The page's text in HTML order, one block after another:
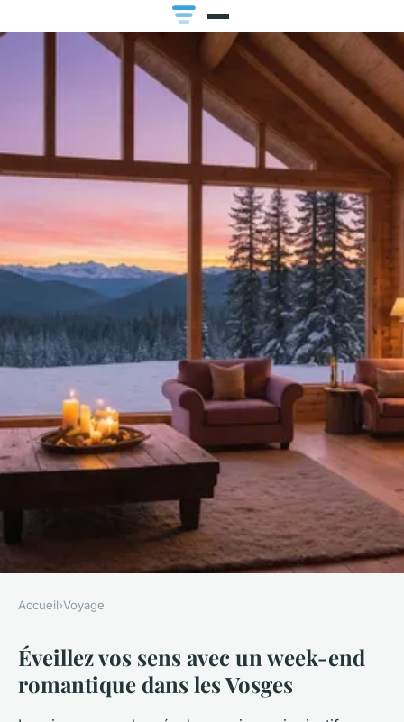
VOYAGE
Éveillez votre amour : week-
end romantique dans les
Accueil›Voyage
Éveillez vos sens avec un week-end
romantique dans les Vosges